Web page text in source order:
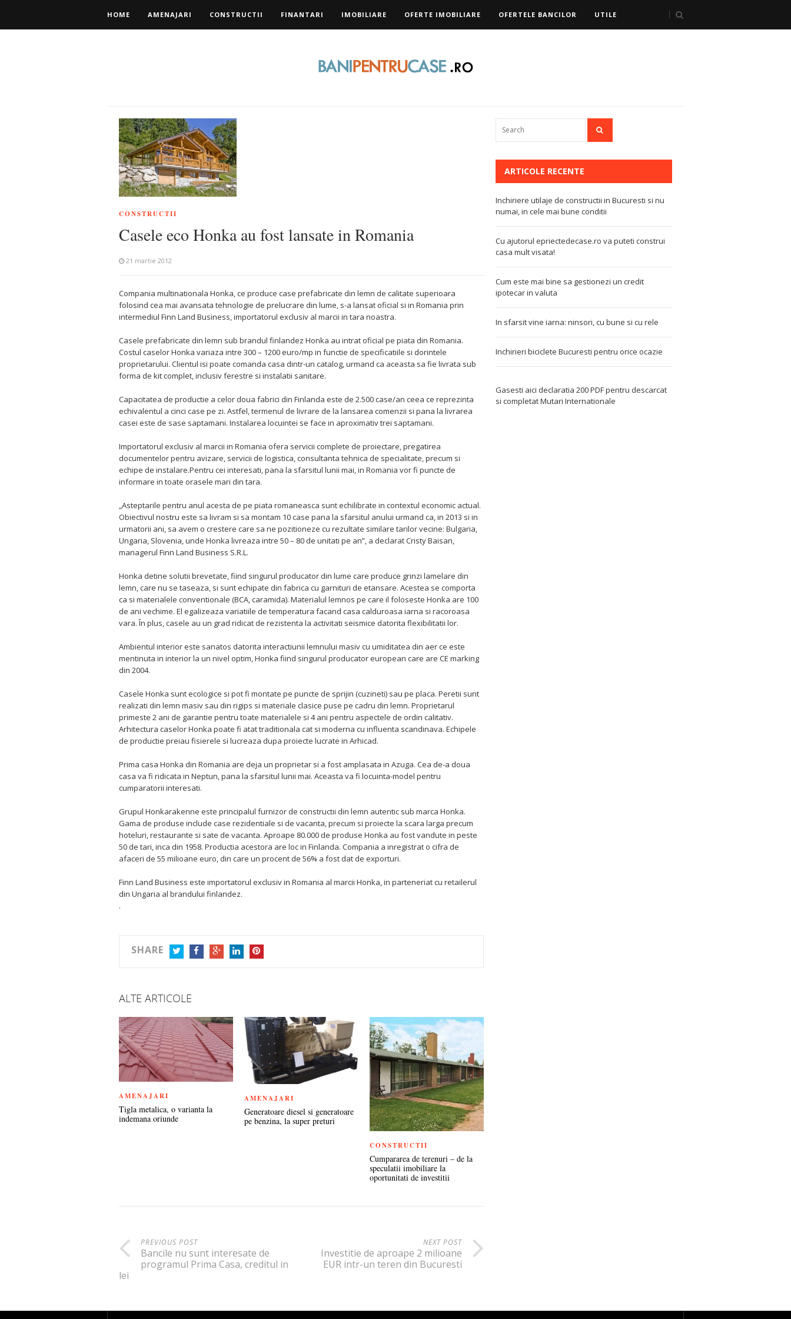
HOME AMENAJARI CONSTRUCTII FINANTARI IMOBILIARE OFERTE IMOBILIARE OFERTELE BANCILOR UTILE
CONSTRUCTII
Casele eco Honka au fost lansate in Romania
21 martie 2012
Compania multinationala Honka, ce produce case prefabricate din lemn de calitate superioara
folosind cea mai avansata tehnologie de prelucrare din lume, s-a lansat oficial si in Romania prin
intermediul Finn Land Business, importatorul exclusiv al marcii in tara noastra.
Casele prefabricate din lemn sub brandul finlandez Honka au intrat oficial pe piata din Romania.
Costul caselor Honka variaza intre 300 – 1200 euro/mp in functie de specificatiile si dorintele
proprietarului. Clientul isi poate comanda casa dintr-un catalog, urmand ca aceasta sa fie livrata sub
forma de kit complet, inclusiv ferestre si instalatii sanitare.
Capacitatea de productie a celor doua fabrici din Finlanda este de 2.500 case/an ceea ce reprezinta
echivalentul a cinci case pe zi. Astfel, termenul de livrare de la lansarea comenzii si pana la livrarea
casei este de sase saptamani. Instalarea locuintei se face in aproximativ trei saptamani.
Importatorul exclusiv al marcii in Romania ofera servicii complete de proiectare, pregatirea
documentelor pentru avizare, servicii de logistica, consultanta tehnica de specialitate, precum si
echipe de instalare.Pentru cei interesati, pana la sfarsitul lunii mai, in Romania vor fi puncte de
informare in toate orasele mari din tara.
„Asteptarile pentru anul acesta de pe piata romaneasca sunt echilibrate in contextul economic actual.
Obiectivul nostru este sa livram si sa montam 10 case pana la sfarsitul anului urmand ca, in 2013 si in
urmatorii ani, sa avem o crestere care sa ne pozitioneze cu rezultate similare tarilor vecine: Bulgaria,
Ungaria, Slovenia, unde Honka livreaza intre 50 – 80 de unitati pe an”, a declarat Cristy Baisan,
managerul Finn Land Business S.R.L.
Honka detine solutii brevetate, fiind singurul producator din lume care produce grinzi lamelare din
lemn, care nu se taseaza, si sunt echipate din fabrica cu garnituri de etansare. Acestea se comporta
ca si materialele conventionale (BCA, caramida). Materialul lemnos pe care il foloseste Honka are 100
de ani vechime. El egalizeaza variatiile de temperatura facand casa calduroasa iarna si racoroasa
vara. În plus, casele au un grad ridicat de rezistenta la activitati seismice datorita flexibilitatii lor.
Ambientul interior este sanatos datorita interactiunii lemnului masiv cu umiditatea din aer ce este
mentinuta in interior la un nivel optim, Honka fiind singurul producator european care are CE marking
din 2004.
Casele Honka sunt ecologice si pot fi montate pe puncte de sprijin (cuzineti) sau pe placa. Peretii sunt
realizati din lemn masiv sau din rigips si materiale clasice puse pe cadru din lemn. Proprietarul
primeste 2 ani de garantie pentru toate materialele si 4 ani pentru aspectele de ordin calitativ.
Arhitectura caselor Honka poate fi atat traditionala cat si moderna cu influenta scandinava. Echipele
de productie preiau fisierele si lucreaza dupa proiecte lucrate in Arhicad.
Prima casa Honka din Romania are deja un proprietar si a fost amplasata in Azuga. Cea de-a doua
casa va fi ridicata in Neptun, pana la sfarsitul lunii mai. Aceasta va fi locuinta-model pentru
cumparatorii interesati.
Grupul Honkarakenne este principalul furnizor de constructii din lemn autentic sub marca Honka.
Gama de produse include case rezidentiale si de vacanta, precum si proiecte la scara larga precum
hoteluri, restaurante si sate de vacanta. Aproape 80.000 de produse Honka au fost vandute in peste
50 de tari, inca din 1958. Productia acestora are loc in Finlanda. Compania a inregistrat o cifra de
afaceri de 55 milioane euro, din care un procent de 56% a fost dat de exporturi.
Finn Land Business este importatorul exclusiv in Romania al marcii Honka, in parteneriat cu retailerul
din Ungaria al brandului finlandez.
.
SHARE
ALTE ARTICOLE
AMENAJARI
Tigla metalica, o varianta la
indemana oriunde
AMENAJARI
Generatoare diesel si generatoare
pe benzina, la super preturi
CONSTRUCTII
Cumpararea de terenuri – de la
speculatii imobiliare la
oportunitati de investitii
PREVIOUS POST
Bancile nu sunt interesate de
programul Prima Casa, creditul in
lei
NEXT POST
Investitie de aproape 2 milioane
EUR intr-un teren din Bucuresti
ARTICOLE RECENTE
Inchiriere utilaje de constructii in Bucuresti si nu
numai, in cele mai bune conditii
Cu ajutorul epriectedecase.ro va puteti construi
casa mult visata!
Cum este mai bine sa gestionezi un credit
ipotecar in valuta
In sfarsit vine iarna: ninsori, cu bune si cu rele
Inchirieri biciclete Bucuresti pentru orice ocazie
Gasesti aici declaratia 200 PDFpentru descarcat
si completatMutari Internationale